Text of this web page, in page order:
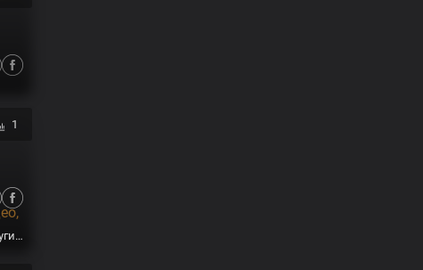
1
С праздником, мальчишечки! / 23 февраля / смешные картинки и другие приколы: комиксы, гиф анимация, видео, лучший интеллектуальный юмор.